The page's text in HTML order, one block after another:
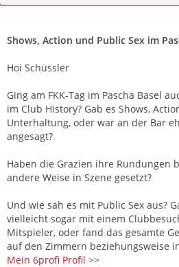
Shows, Action und Public Sex im
Hoi Schüssler
Ging am FKK-Tag im Pascha Basel
im Club History? Gab es Shows,
Unterhaltung, oder war an der Bar
angesagt?
Haben die Grazien ihre Rundungen
andere Weise in Szene gesetzt?
Und wie sah es mit Public Sex aus?
vielleicht sogar mit einem
Mitspieler, oder fand das gesamte
auf den Zimmern beziehungsweise
Mein 6profi Profil >>